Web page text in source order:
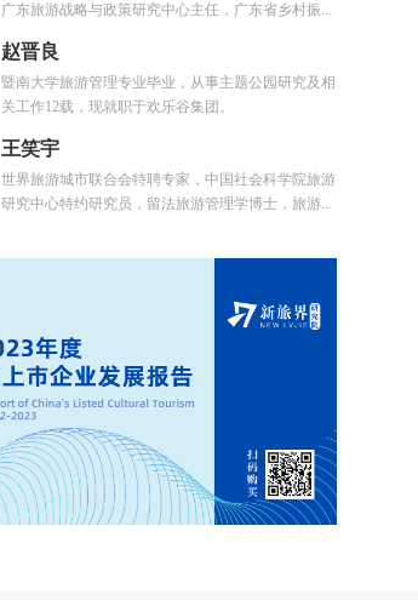
广东旅游战略与政策研究中心主任，广东省乡村振...
赵晋良
暨南大学旅游管理专业毕业，从事主题公园研究及相
关工作12载，现就职于欢乐谷集团。
王笑宇
世界旅游城市联合会特聘专家，中国社会科学院旅游
研究中心特约研究员，留法旅游管理学博士，旅游...